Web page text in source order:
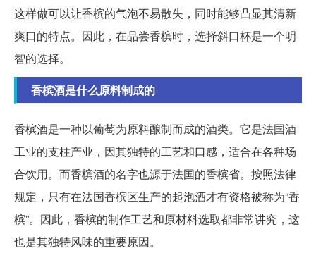
这样做可以让香槟的气泡不易散失，同时能够凸显其清新
爽口的特点。因此，在品尝香槟时，选择斜口杯是一个明
智的选择。
香槟酒是什么原料制成的
香槟酒是一种以葡萄为原料酿制而成的酒类。它是法国酒
工业的支柱产业，因其独特的工艺和口感，适合在各种场
合饮用。而香槟酒的名字也源于法国的香槟省。按照法律
规定，只有在法国香槟区生产的起泡酒才有资格被称为“香
槟”。因此，香槟的制作工艺和原材料选取都非常讲究，这
也是其独特风味的重要原因。